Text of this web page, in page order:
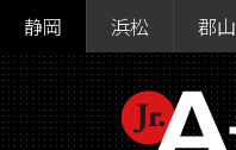
静岡 浜松 郡山